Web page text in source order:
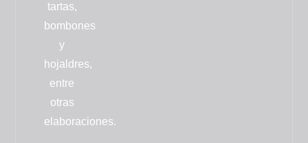
tartas,
bombones
y
hojaldres,
entre
otras
elaboraciones.